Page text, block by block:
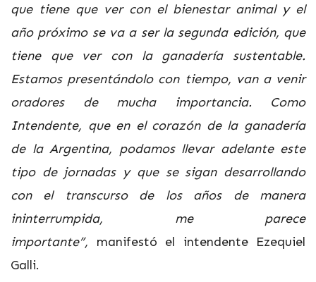
que tiene que ver con el bienestar animal y el
año próximo se va a ser la segunda edición, que
tiene que ver con la ganadería sustentable.
Estamos presentándolo con tiempo, van a venir
oradores de mucha importancia. Como
Intendente, que en el corazón de la ganadería
de la Argentina, podamos llevar adelante este
tipo de jornadas y que se sigan desarrollando
con el transcurso de los años de manera
ininterrumpida, me parece
importante”, manifestó el intendente Ezequiel
Galli.